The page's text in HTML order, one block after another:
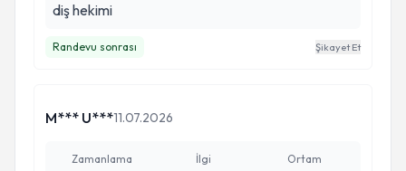
diş hekimi
Randevu sonrası Şikayet Et
M*** U***11.07.2026
Zamanlama İlgi Ortam